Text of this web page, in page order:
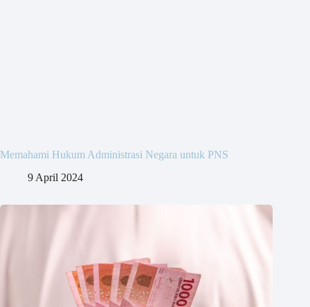
Memahami Hukum Administrasi Negara untuk PNS
9 April 2024